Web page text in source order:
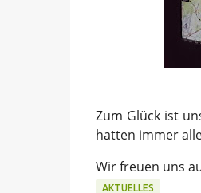
Zum Glück ist
hatten immer
Wir freuen uns
AKTUELLES